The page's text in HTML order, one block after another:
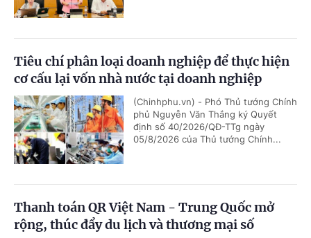
Tiêu chí phân loại doanh nghiệp để thực hiện
cơ cấu lại vốn nhà nước tại doanh nghiệp
(Chinhphu.vn) - Phó Thủ tướng Chính
phủ Nguyễn Văn Thắng ký Quyết
định số 40/2026/QĐ-TTg ngày
05/8/2026 của Thủ tướng Chính...
Thanh toán QR Việt Nam - Trung Quốc mở
rộng, thúc đẩy du lịch và thương mại số